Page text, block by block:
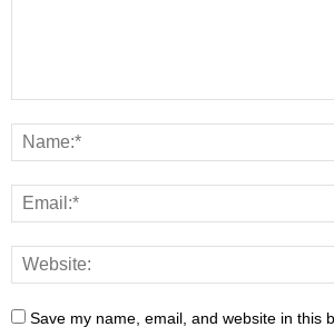
Save my name, email, and website in this